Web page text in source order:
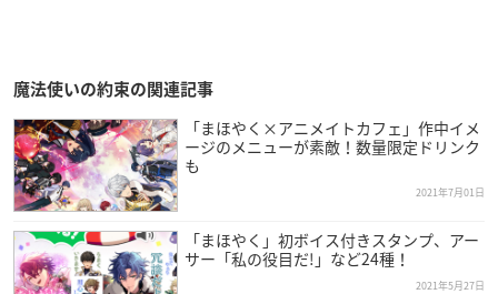
魔法使いの約束の関連記事
「まほやく×アニメイトカフェ」作中イメ
ージのメニューが素敵！数量限定ドリンク
も
2021年7月01日
「まほやく」初ボイス付きスタンプ、アー
サー「私の役目だ!」など24種！
2021年5月27日